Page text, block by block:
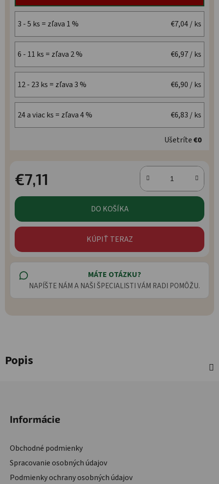
3 - 5 ks = zľava 1 % €7,04/ ks
6 - 11 ks = zľava 2 % €6,97/ ks
12 - 23 ks = zľava 3 % €6,90 / ks
24 a viac ks = zľava 4 % €6,83 / ks
Ušetríte€0
€7,11
Jednotková cena:
DO KOŠÍKA
KÚPIŤ TERAZ
MÁTE OTÁZKU?
NAPÍŠTE NÁM A NAŠI ŠPECIALISTI VÁM RADI POMÔŽU.
Popis
Informácie
Obchodné podmienky
Spracovanie osobných údajov
Podmienky ochrany osobných údajov